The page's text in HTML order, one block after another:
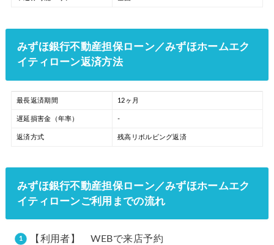
みずほ銀行不動産担保ローン／みずほホームエク
イティローン返済方法
最長返済期間 12ヶ月
遅延損害金（年率） -
返済方式 残高リボルビング返済
みずほ銀行不動産担保ローン／みずほホームエク
イティローンご利用までの流れ
【利用者】 WEBで来店予約